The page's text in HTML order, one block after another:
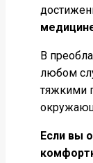
В
любом
тяжкими
Если вы